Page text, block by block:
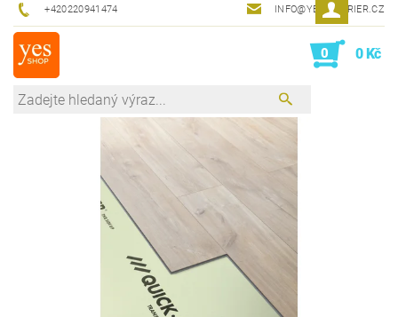
+420220941474 INFO@YESINTERIER.CZ
0 0 Kč